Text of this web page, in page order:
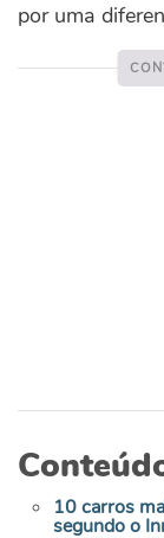
por uma
10 carros
segundo o